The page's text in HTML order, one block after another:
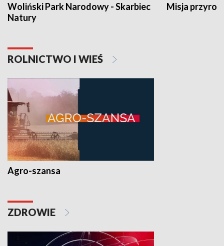
Woliński Park Narodowy - Skarbiec
Natury
Misja
ROLNICTWO I WIEŚ
Agro-szansa
ZDROWIE